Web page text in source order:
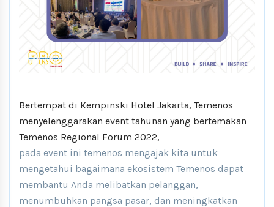
Bertempat di Kempinski Hotel Jakarta, Temenos
menyelenggarakan event tahunan yang bertemakan
Temenos Regional Forum 2022,
pada event ini temenos mengajak kita untuk
mengetahui bagaimana ekosistem Temenos dapat
membantu Anda melibatkan pelanggan,
menumbuhkan pangsa pasar, dan meningkatkan